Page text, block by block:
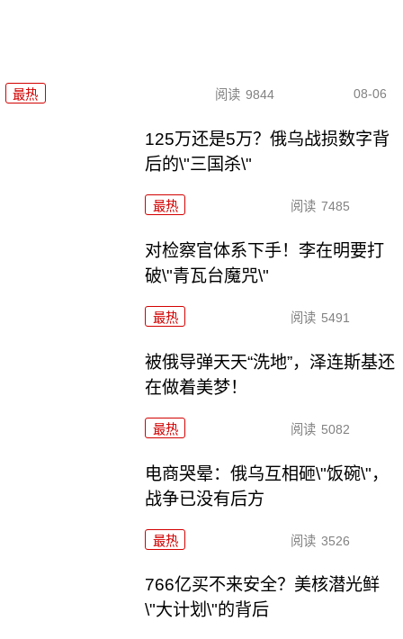
最热 阅读 9844 08-06
125万还是5万？俄乌战损数字背
后的\"三国杀\"
最热 阅读 7485
对检察官体系下手！李在明要打
破\"青瓦台魔咒\"
最热 阅读 5491
被俄导弹天天“洗地”，泽连斯基还
在做着美梦！
最热 阅读 5082
电商哭晕：俄乌互相砸\"饭碗\"，
战争已没有后方
最热 阅读 3526
766亿买不来安全？美核潜光鲜
\"大计划\"的背后